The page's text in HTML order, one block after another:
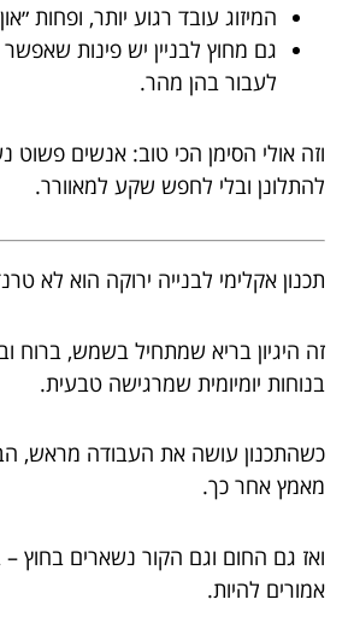
המיזוג עובד רגוע יותר, ופחות
גם מחוץ לבניין יש פינות
לעבור בהן מהר.
וזה אולי הסימן הכי טוב: אנשים פשוט
להתלונן ובלי לחפש שקע למאוורר.
תכנון אקלימי לבנייה ירוקה הוא לא
זה היגיון בריא שמתחיל בשמש, ברוח
בנוחות יומיומית שמרגישה טבעית.
כשהתכנון עושה את העבודה מראש,
מאמץ אחר כך.
ואז גם החום וגם הקור נשארים בחוץ
אמורים להיות.